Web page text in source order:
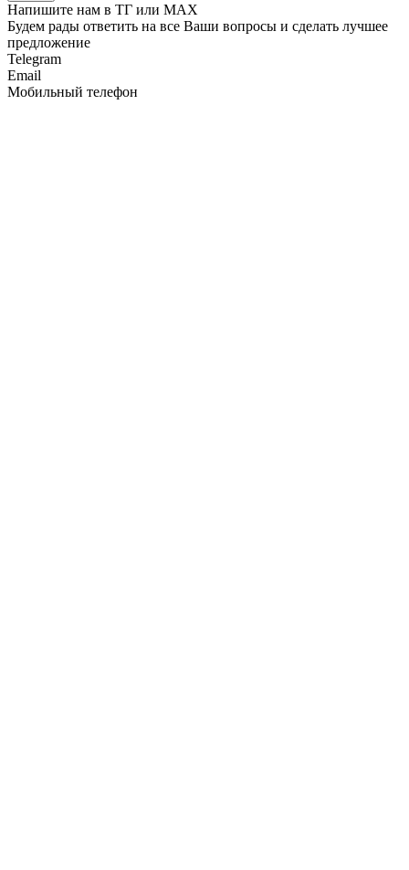
Напишите нам в ТГ или MAX
Будем рады ответить на все Ваши вопросы и сделать лучшее
предложение
Telegram
Email
Мобильный телефон